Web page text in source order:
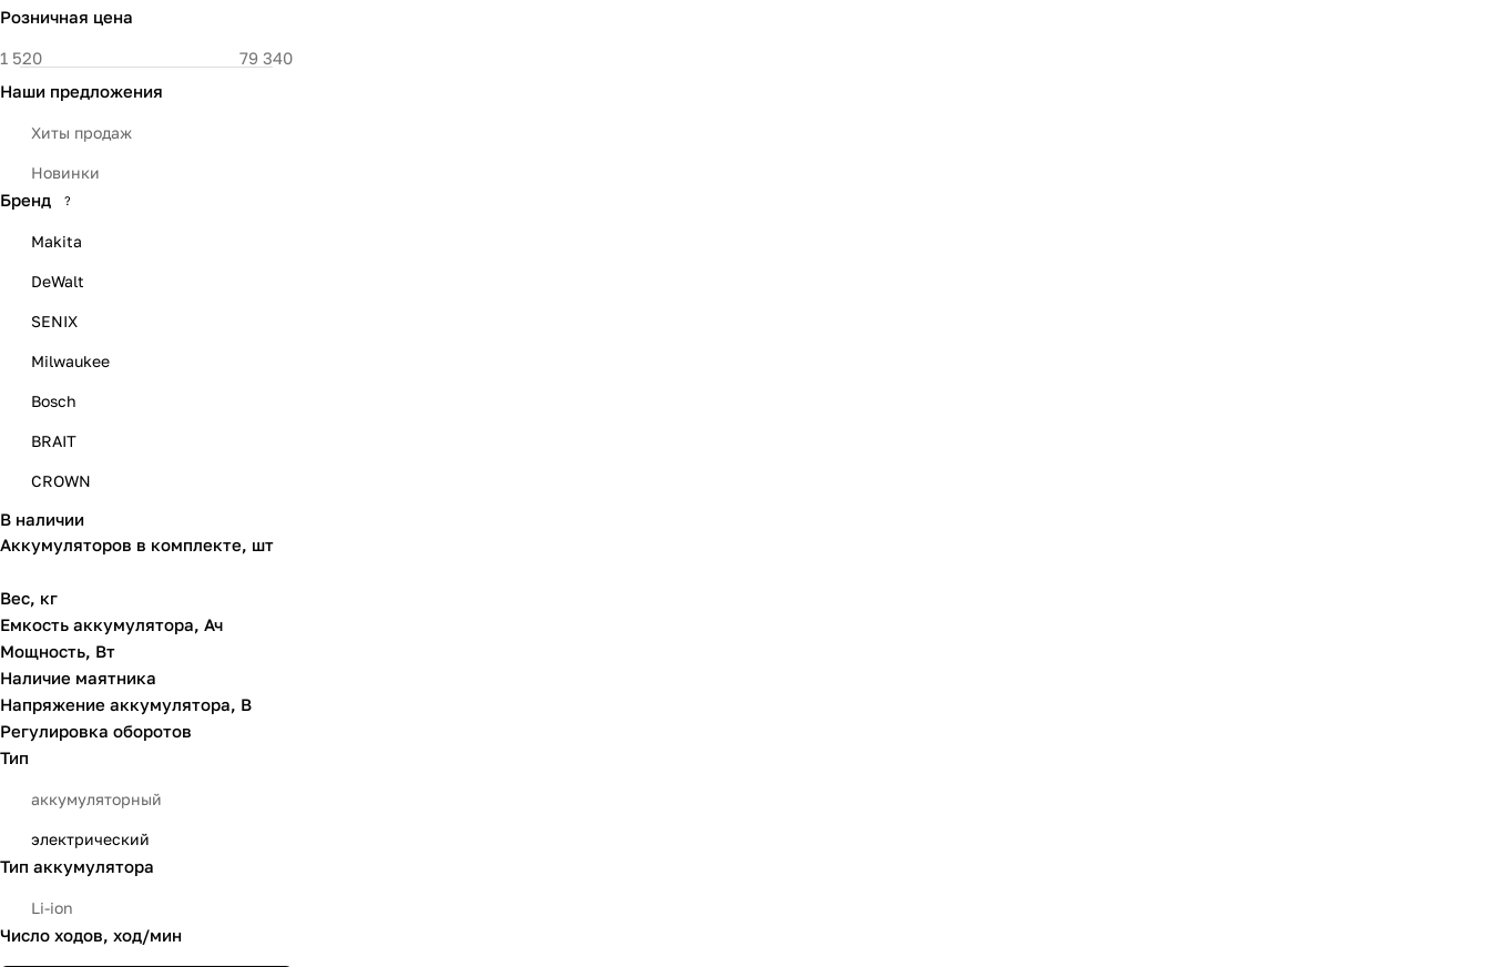
Розничная цена
Наши предложения
Хиты продаж
Новинки
Бренд ?
Makita
DeWalt
SENIX
Milwaukee
Bosch
BRAIT
CROWN
DCK
Einhell
Felisatti
GREENWORKS
HiKOKI
KRESS
PATRIOT
Prorab
SKIL
STANLEY
В наличии
Аккумуляторов в комплекте, шт
Вес, кг
Емкость аккумулятора, Ач
Мощность, Вт
Наличие маятника
Напряжение аккумулятора, В
Регулировка оборотов
Тип
аккумуляторный
электрический
Тип аккумулятора
Li-ion
Число ходов, ход/мин